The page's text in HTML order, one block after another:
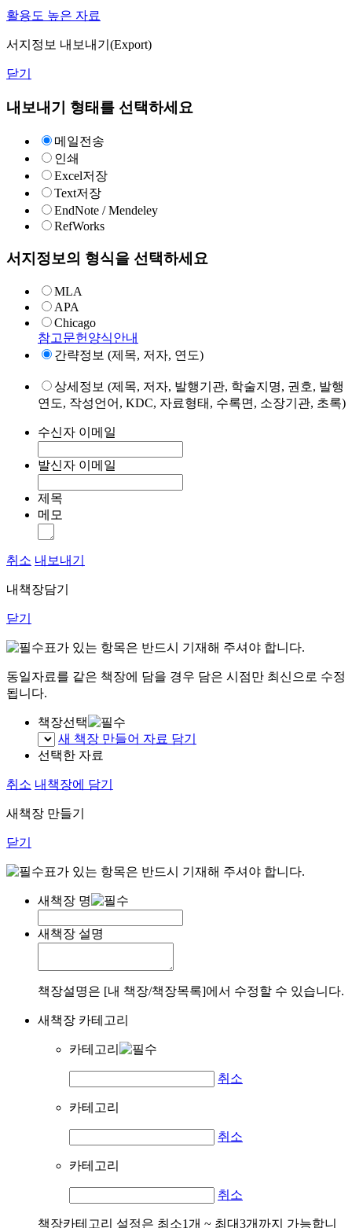
활용도 높은 자료
서지정보 내보내기(Export)
닫기
내보내기 형태를 선택하세요
메일전송
인쇄
Excel저장
Text저장
EndNote / Mendeley
RefWorks
서지정보의 형식을 선택하세요
MLA
APA
Chicago
참고문헌양식안내
간략정보 (제목, 저자, 연도)
상세정보 (제목, 저자, 발행기관, 학술지명, 권호, 발행
연도, 작성언어, KDC, 자료형태, 수록면, 소장기관, 초록)
수신자 이메일
발신자 이메일
제목
메모
취소 내보내기
내책장담기
닫기
표가 있는 항목은 반드시 기재해 주셔야 합니다.
동일자료를 같은 책장에 담을 경우 담은 시점만 최신으로 수정
됩니다.
책장선택
새 책장 만들어 자료 담기
선택한 자료
취소 내책장에 담기
새책장 만들기
닫기
표가 있는 항목은 반드시 기재해 주셔야 합니다.
새책장 명
새책장 설명
책장설명은 [내 책장/책장목록]에서 수정할 수 있습니다.
새책장 카테고리
카테고리
취소
카테고리
취소
카테고리
취소
책장카테고리 설정은 최소1개 ~ 최대3개까지 가능합니